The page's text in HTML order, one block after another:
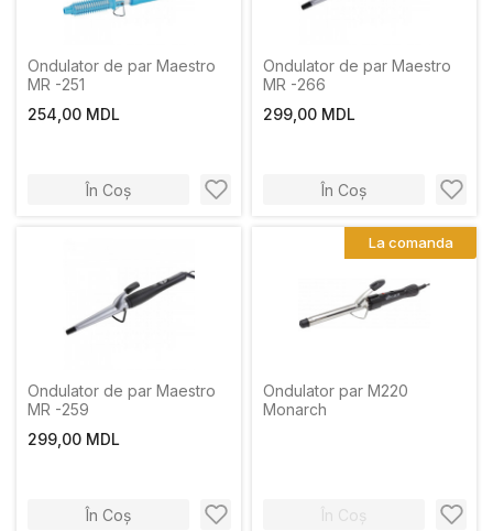
Ondulator de par Maestro
MR -251
254,00 MDL
În Coș
Ondulator de par Maestro
MR -266
299,00 MDL
În Coș
Ondulator de par Maestro
MR -259
299,00 MDL
În Coș
Ondulator par M220
Monarch
În Coș
La comanda